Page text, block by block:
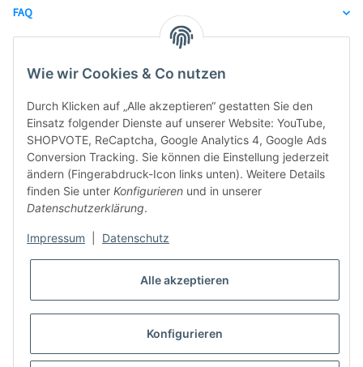
Wie wir Cookies & Co nutzen
Durch Klicken auf „Alle akzeptieren“ gestatten Sie den
Einsatz folgender Dienste auf unserer Website: YouTube,
SHOPVOTE, ReCaptcha, Google Analytics 4, Google Ads
Conversion Tracking. Sie können die Einstellung jederzeit
ändern (Fingerabdruck-Icon links unten). Weitere Details
finden Sie unter Konfigurieren und in unserer
Datenschutzerklärung.
Impressum Datenschutz
Alle akzeptieren
Konfigurieren
FAQ
unsere Partner